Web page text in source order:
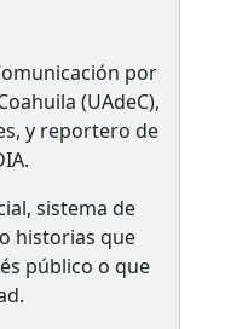
por
(UAdeC),
y reportero de
sistema de
historias que
público o que